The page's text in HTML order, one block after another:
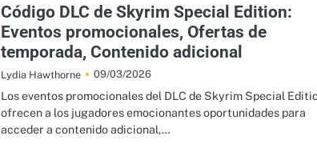
Código DLC de Skyrim Special Edition:
Eventos promocionales, Ofertas de
temporada, Contenido adicional
Lydia Hawthorne 09/03/2026
Los eventos promocionales del DLC de Skyrim Special
ofrecen a los jugadores emocionantes oportunidades para
acceder a contenido adicional,…